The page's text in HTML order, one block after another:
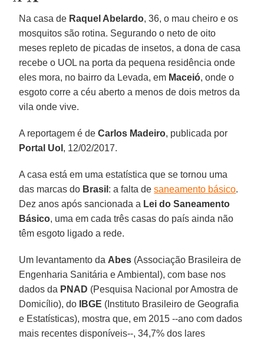
Na casa de Raquel Abelardo, 36, o mau cheiro e os
mosquitos são rotina. Segurando o neto de oito
meses repleto de picadas de insetos, a dona de casa
recebe o UOL na porta da pequena residência onde
eles mora, no bairro da Levada, em Maceió, onde o
esgoto corre a céu aberto a menos de dois metros da
vila onde vive.
A reportagem é deCarlos Madeiro, publicada por
Portal Uol , 12/02/2017.
A casa está em uma estatística que se tornou uma
das marcas do Brasil : a falta desaneamento básico.
Dez anos após sancionada a Lei do Saneamento
Básico, uma em cada três casas do país ainda não
têm esgoto ligado a rede.
Um levantamento da Abes (Associação Brasileira de
Engenharia Sanitária e Ambiental), com base nos
dados da PNAD (Pesquisa Nacional por Amostra de
Domicílio), do
IBGE (Instituto Brasileiro de Geografia
e Estatísticas), mostra que, em 2015 --ano com dados
mais recentes disponíveis--, 34,7% dos lares